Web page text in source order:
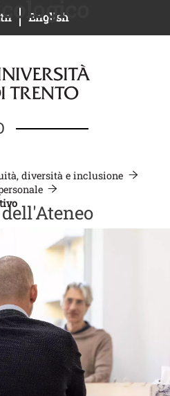
Salta al contenuto principale
una nuova finestra
Apri il link in una nuova
English
diversità e inclusione